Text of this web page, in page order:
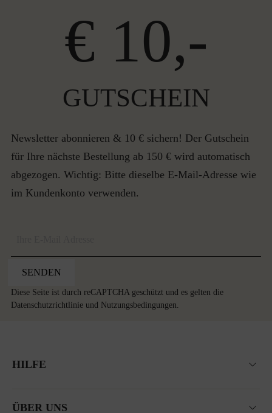
€ 10,-
GUTSCHEIN
Newsletter abonnieren & 10 € sichern! Der Gutschein
für Ihre nächste Bestellung ab 150 € wird automatisch
abgezogen. Wichtig: Bitte dieselbe E-Mail-Adresse wie
im Kundenkonto verwenden.
SENDEN
Diese Seite ist durch reCAPTCHA geschützt und es gelten die
Datenschutzrichtlinie und Nutzungsbedingungen.
HILFE
ÜBER UNS